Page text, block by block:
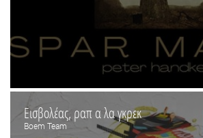
Εισβολέας, ραπ α λα γκρεκ
Boem Team